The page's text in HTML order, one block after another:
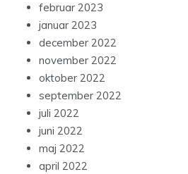
februar 2023
januar 2023
december 2022
november 2022
oktober 2022
september 2022
juli 2022
juni 2022
maj 2022
april 2022